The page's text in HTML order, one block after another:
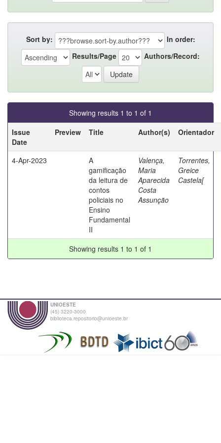
Sort by:
In order:
Results/Page
Authors/Record:
Showing results 1 to 1 of 1
Issue
Date
Preview Title Author(s) Orientador
4-Apr-2023
A
gamificação
da leitura de
contos
policiais no
Ensino
Fundamental
II
Valença,
Maria
Aparecida
Costa
Assunção
Torrentes,
Greice
Castela[
Showing results 1 to 1 of 1
UNIOESTE
(45) 3220-3000
biblioteca.repositorio@unioeste.br